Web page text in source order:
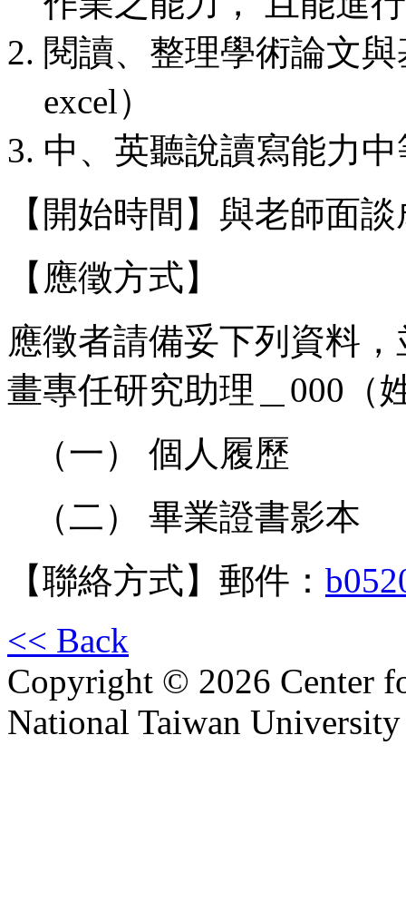
閱讀、整理學術論文
excel）
中、英聽說讀寫能力中
【開始時間】與老師面
【應徵方式】
應徵者請備妥下列資料
畫專任研究助理＿000（
（一） 個人履歷
（二） 畢業證書影本
【聯絡方式】郵件：
<< Back
Copyright © 2026 Center
National Taiwan University